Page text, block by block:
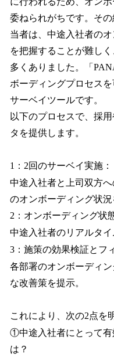
委ねられがちです。そ
当者は、中途入社者の
を把握することが難し
多くありました。「
ボーディングプロセス
サーベイツールです。
以下のプロセスで、採
タを提供します。
1：2回のサーベイ実施：
中途入社者と上司双方
のオンボーディング状況
2：オンボーディング状
中途入社者のリアルタイ
3：施策の効果検証とフ
各部署のオンボーディ
な改善策を提示。
これにより、次の2点を
①中途入社者にとって有
は？